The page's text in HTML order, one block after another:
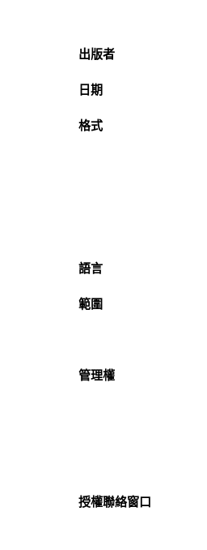
出版者
日期
格式
語言
範圍
管理權
授權聯絡窗口